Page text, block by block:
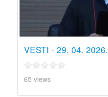
VESTI - 29. 04. 2026.
65 views